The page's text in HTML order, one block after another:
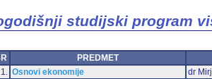
studijski program
PREDMET
1.
Osnovi ekonomije dr